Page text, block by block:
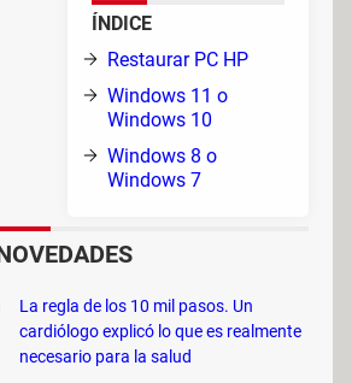
ÍNDICE
Restaurar PC HP
Windows 11 o
Windows 10
Windows 8 o
Windows 7
La regla de los 10 mil pasos. Un
cardiólogo explicó lo que es realmente
necesario para la salud